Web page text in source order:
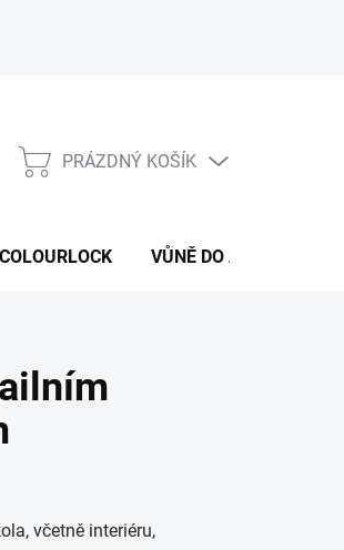
NÁKUPNÍ
PRÁZDNÝ KOŠÍK
COLOURLOCK VŮNĚ DO AUT
včetně interiéru,